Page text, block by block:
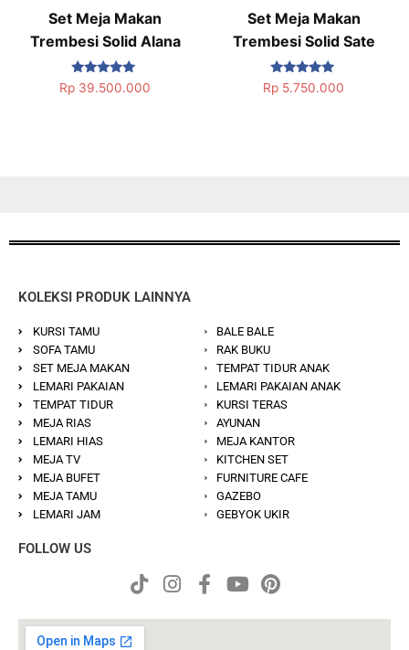
Set Meja Makan
Trembesi Solid Alana
Dinilai
5.00
Rp 39.500.000
Set Meja Makan
Trembesi Solid Sate
Dinilai
5.00
Rp 5.750.000
KOLEKSI PRODUK LAINNYA
KURSI TAMU
SOFA TAMU
SET MEJA MAKAN
LEMARI PAKAIAN
TEMPAT TIDUR
MEJA RIAS
LEMARI HIAS
MEJA TV
MEJA BUFET
MEJA TAMU
LEMARI JAM
BALE BALE
RAK BUKU
TEMPAT TIDUR ANAK
LEMARI PAKAIAN ANAK
KURSI TERAS
AYUNAN
MEJA KANTOR
KITCHEN SET
FURNITURE CAFE
GAZEBO
GEBYOK UKIR
FOLLOW US